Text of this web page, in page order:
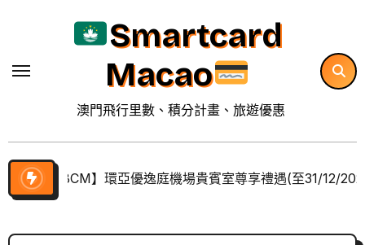
Smartcard
Macao
澳門飛行里數、積分計畫、旅遊優惠
【BCM】環亞優逸庭機場貴賓室尊享禮遇(至31/12/